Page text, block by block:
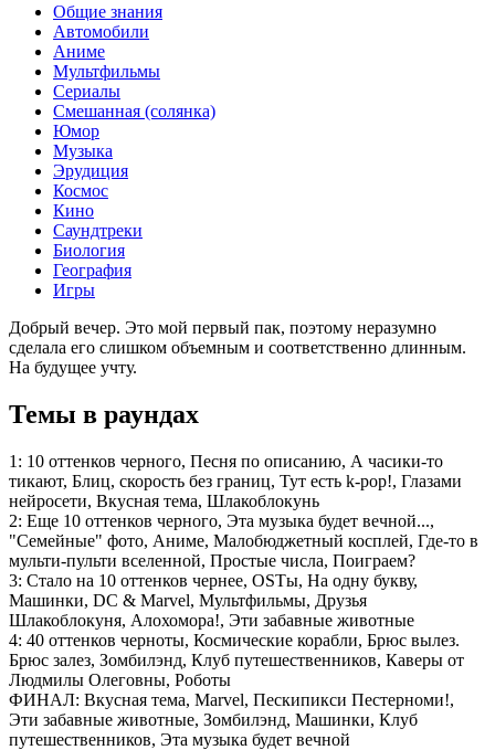
Общие знания
Автомобили
Аниме
Мультфильмы
Сериалы
Смешанная (солянка)
Юмор
Музыка
Эрудиция
Космос
Кино
Саундтреки
Биология
География
Игры
Добрый вечер. Это мой первый пак, поэтому неразумно
сделала его слишком объемным и соответственно длинным.
На будущее учту.
Темы в раундах
1: 10 оттенков черного, Песня по описанию, А часики-то
тикают, Блиц, скорость без границ, Тут есть k-pop!, Глазами
нейросети, Вкусная тема, Шлакоблокунь
2: Еще 10 оттенков черного, Эта музыка будет вечной...,
"Семейные" фото, Аниме, Малобюджетный косплей, Где-то в
мульти-пульти вселенной, Простые числа, Поиграем?
3: Стало на 10 оттенков чернее, OSTы, На одну букву,
Машинки, DC & Marvel, Мультфильмы, Друзья
Шлакоблокуня, Алохомора!, Эти забавные животные
4: 40 оттенков черноты, Космические корабли, Брюс вылез.
Брюс залез, Зомбилэнд, Клуб путешественников, Каверы от
Людмилы Олеговны, Роботы
ФИНАЛ: Вкусная тема, Marvel, Пескипикси Пестерноми!,
Эти забавные животные, Зомбилэнд, Машинки, Клуб
путешественников, Эта музыка будет вечной